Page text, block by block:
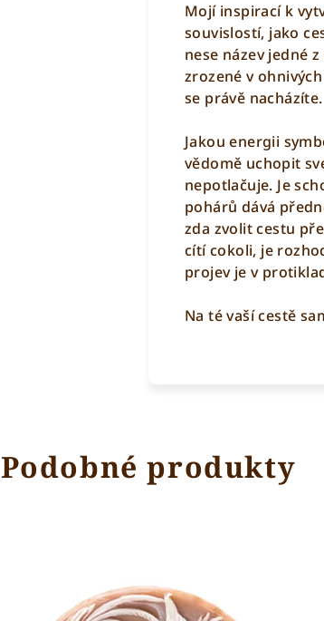
Mojí inspirací k
souvislostí, jako
nese název jedné
zrozené v
se právě nacházíte.
Jakou energii
vědomě uchopit
nepotlačuje. Je
pohárů dává
zda zvolit cestu
cítí cokoli, je
projev je v
Na té vaší cestě
Podobné produkty